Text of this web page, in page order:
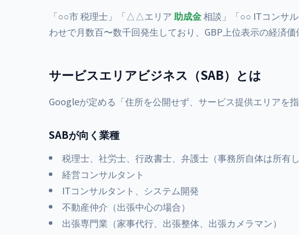
「○○市 税理士」「△△エリア助成金相談」「○○ ITコンサ
わせで月数百〜数千回発生しており、GBP上位表示の経済価
サービスエリアビジネス（SAB）とは
Googleが定める「住所を公開せず、サービス提供エリアを
SABが向く業種
税理士、社労士、行政書士、弁護士（事務所自体は所有
経営コンサルタント
ITコンサルタント、システム開発
不動産仲介（出張中心の場合）
出張専門業（家事代行、出張整体、出張カメラマン）